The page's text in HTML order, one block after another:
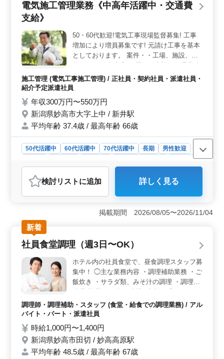
キルを持つ中高年にとって、経験を生かせる良い機会で
す。 ＜シフトと働き方＞ 週5〜6日の勤務で、4週8
は8時から16時のシフト制で、ライフスタイルに合わせた
働き方も選べる柔軟性があります。
電気施工管理業務《中高年活躍中・交通費
支給》
50・60代歓迎!電気工事現場監督募集! 工事
増加により増員募集です! 元請け工事を基本
としております。 案件・・工場、施設、学
・各種打合せ ・工程管理 ・見積書の作成 ・
品質管理 ・安全管理 ・施工図作成 〈歓迎〉
種)電気工事士 ＊中途社員も多い会社です ＊
各種保険完備 ＊交通費支給 ＊時間外手当て
あり ＊資格手当てあり
施工管理 (電気工事施工管理) / 正社員・契約社員・派遣社員・
紹介予定派遣社員
年収300万円〜550万円
新潟県妙高市大字上中 / 新井駅
平均年齢 37.4歳 / 最高年齢 66歳
50代活躍中 60代活躍中 70代活躍中 長期
男性歓迎
施工管理
おすすめポイント
＜安定した給与と福利厚生＞ 中高年の方向けに、年収
300万円〜550万円の安定した給与と、完備された各種保
ど、働きやすい環境です。 ＜多様な業務経験＞ 工
場や施設などの電気工事施工管理業務でキャリアを築く
ことができます。経験者歓迎、資格手当も充実していま
す。幅広い業務に携われるチャンスです。 ＜活気あ
ています。土日祝休みで、平均年齢37.4歳です。新潟県
妙高市で、安定した電気工事業界でのキャリアを積むこ
とができます。
検討リスト に追加 詳しく見る
掲載期間 2026/08/05〜2026/11/04
新着
社員食堂調理（週3日〜OK）
ホテル内の社員食堂で、昼食調理スタッフ募
集中！ ◯主な業務内容 ・調理補助業務 ・ご
飯炊き ・サラダ類、みそ汁の調理 ・調理場
清掃 等 勤務日数、時間は相談に応じますの
で、お気軽にご相談ください。 自身に合っ
たペースで無理なく働けます！ ☆無料駐車
ンクOK ☆20年以上の調理経験者優遇
調理師・調理補助・スタッフ (食堂・給食での調理業務) / アル
バイト・パート・派遣社員
時給1,000円〜1,400円
新潟県妙高市田切 / 妙高高原駅
平均年齢 48.5歳 / 最高年齢 67歳